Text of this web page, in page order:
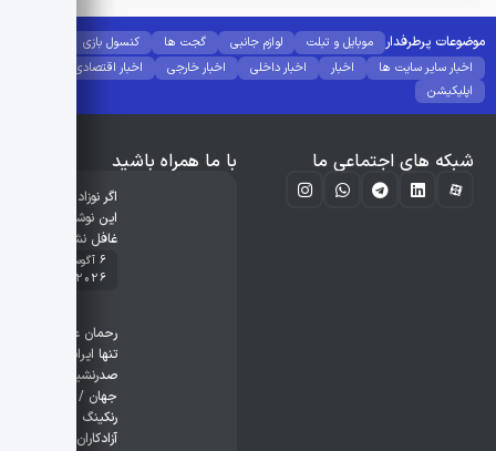
موضوعات پرطرفدار موبایل و تبلت لوازم جانبی گجت ها
کنسول بازی
اخبار سایر سایت ها
اخبار اخبار داخلی اخبار خارجی
اخبار اقتصادی
اپلیکیشن
شبکه های اجتماعی ما با ما همراه باشید
اگر نوزاد نارس،
این نوشیدنی
غافل نشوید
6 آگوست
2026
رحمان عموزاد
تنها ایرانی
صدرنشین
جهان / آخرین
رنکینگ
آزادکاران اعلام